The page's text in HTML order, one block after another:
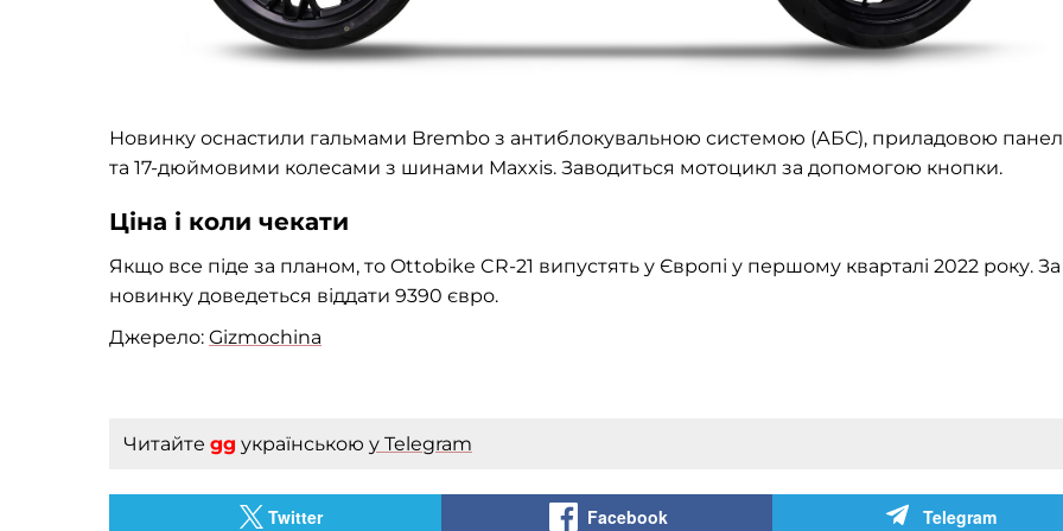
Новинку оснастили гальмами Brembo з антиблокувальною системою (АБС), приладовою
та 17-дюймовими колесами з шинами Maxxis. Заводиться мотоцикл за допомогою кнопки.
Ціна і коли чекати
Якщо все піде за планом, то Ottobike CR-21 випустять у Європі у першому кварталі 2022 року. За
новинку доведеться віддати 9390 євро.
Джерело: Gizmochina
Читайте gg українською у Telegram
Twitter Facebook Telegram